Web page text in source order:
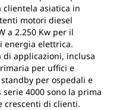
clientela asiatica in
motori diesel
a 2.250 Kw per il
energia elettrica.
di applicazioni, inclusa
per uffici e
per ospedali e
4000 sono la prima
crescenti di clienti.